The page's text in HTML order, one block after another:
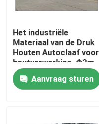
Het industriële
Materiaal van de Druk
Houten Autoclaaf voor
houtverwerking, Φ2m
Aanvraag sturen